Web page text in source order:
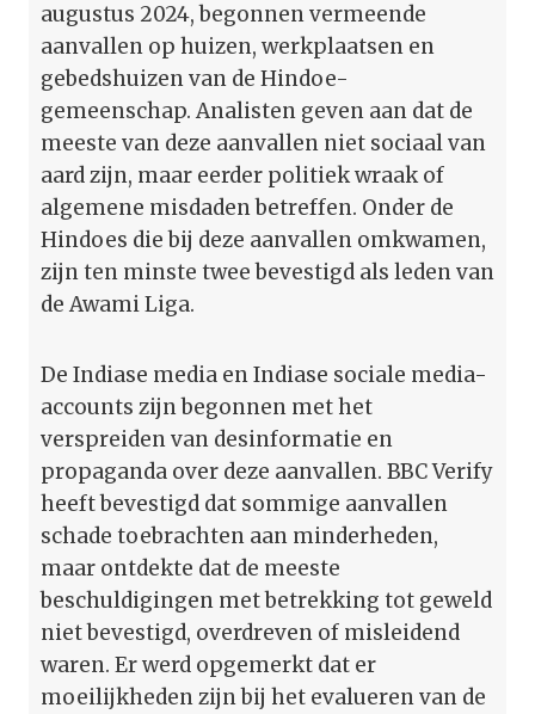
augustus 2024, begonnen vermeende
aanvallen op huizen, werkplaatsen en
gebedshuizen van de Hindoe-
gemeenschap. Analisten geven aan dat de
meeste van deze aanvallen niet sociaal van
aard zijn, maar eerder politiek wraak of
algemene misdaden betreffen. Onder de
Hindoes die bij deze aanvallen omkwamen,
zijn ten minste twee bevestigd als leden van
de Awami Liga.
De Indiase media en Indiase sociale media-
accounts zijn begonnen met het
verspreiden van desinformatie en
propaganda over deze aanvallen. BBC Verify
heeft bevestigd dat sommige aanvallen
schade toebrachten aan minderheden,
maar ontdekte dat de meeste
beschuldigingen met betrekking tot geweld
niet bevestigd, overdreven of misleidend
waren. Er werd opgemerkt dat er
moeilijkheden zijn bij het evalueren van de